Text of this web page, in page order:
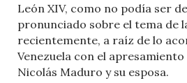
León XIV, como no podía ser
pronunciado sobre el tema de
recientemente, a raíz de lo
Venezuela con el
Nicolás Maduro y su esposa.